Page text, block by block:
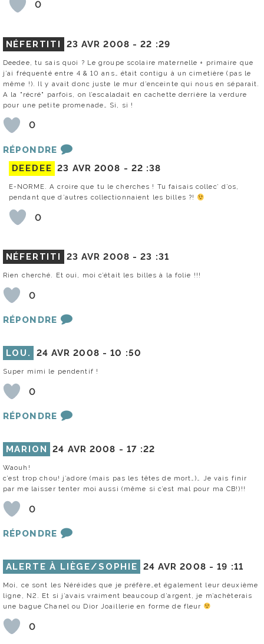
0
NÉFERTITI 23 AVR 2008 -22 :29
Deedee, tu sais quoi ? Le groupe scolaire maternelle + primaire que
j’ai fréquenté entre 4 & 10 ans… était contigu à un cimetière (pas le
même !). Il y avait donc juste le mur d’enceinte qui nous en séparait.
A la "récré" parfois, on l’escaladait en cachette derrière la verdure
pour une petite promenade… Si, si !
0
RÉPONDRE
DEEDEE 23 AVR 2008 - 22 :38
E-NORME. A croire que tu le cherches ! Tu faisais collec’ d’os,
pendant que d’autres collectionnaient les billes ?!
0
NÉFERTITI 23 AVR 2008 -23 :31
Rien cherché. Et oui, moi c’était les billes à la folie !!!
0
RÉPONDRE
LOU. 24 AVR 2008 -10 :50
Super mimi le pendentif !
0
RÉPONDRE
MARION 24 AVR 2008 - 17 :22
Waouh!
c’est trop chou! j’adore (mais pas les têtes de mort…)… Je vais finir
par me laisser tenter moi aussi (même si c’est mal pour ma CB!)!!
0
RÉPONDRE
ALERTE À LIÈGE/SOPHIE 24 AVR 2008 -19 :11
Moi, ce sont les Néréides que je préfère…et également leur deuxième
ligne, N2. Et si j’avais vraiment beaucoup d’argent, je m’achèterais
une bague Chanel ou Dior Joaillerie en forme de fleur
0